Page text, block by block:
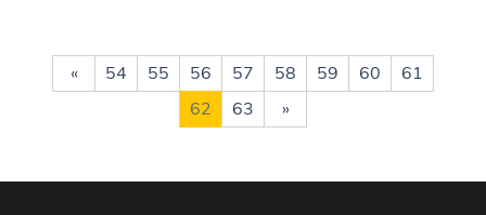
« 54 55 56 57 58 59 60
61
62
63 »